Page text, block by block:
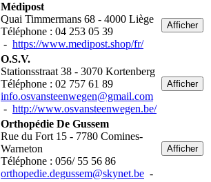
Médipost
Quai Timmermans 68 - 4000 Liège
Téléphone : 04 253 05 39
- https://www.medipost.shop/fr/
Afficher
O.S.V.
Stationsstraat 38 - 3070 Kortenberg
Téléphone : 02 757 61 89
info.osvansteenwegen@gmail.com
- http://www.osvansteenwegen.be/
Afficher
Orthopédie De Gussem
Rue du Fort 15 - 7780 Comines-
Warneton
Téléphone : 056/ 55 56 86
orthopedie.degussem@skynet.be -
Afficher